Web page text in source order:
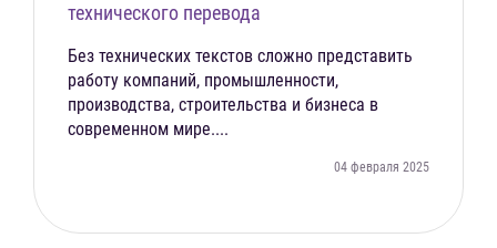
технического перевода
04 февраля 2025
Без технических текстов сложно представить
работу компаний, промышленности,
производства, строительства и бизнеса в
современном мире....